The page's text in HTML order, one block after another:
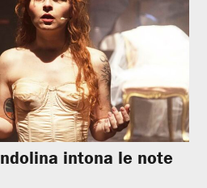
intona le note